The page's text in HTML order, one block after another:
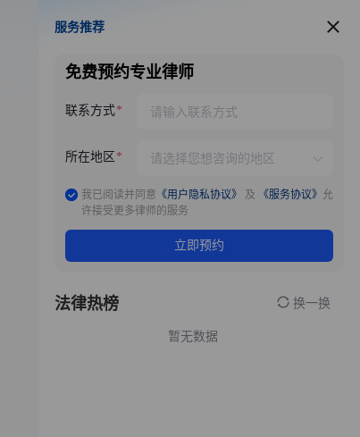
服务推荐
服务推荐
免费预约专业律师
联系方式
所在地区
我已阅读并同意 《用户隐私协议》 及 《服务协议》 允
许接受更多律师的服务
立即预约
法律热榜 换一换
暂无数据